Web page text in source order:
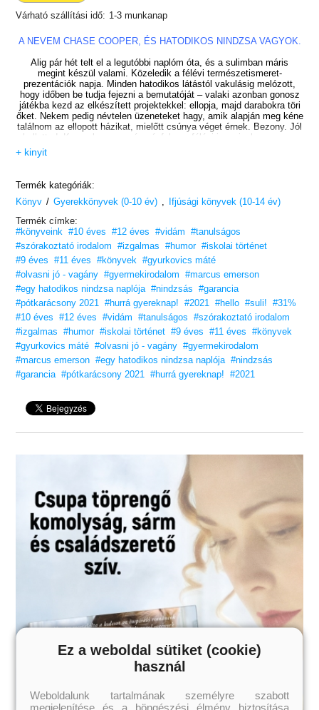
Várható szállítási idő: 1-3 munkanap
A NEVEM CHASE COOPER, ÉS HATODIKOS NINDZSA VAGYOK.
Alig pár hét telt el a legutóbbi naplóm óta, és a sulimban máris
megint készül valami. Közeledik a félévi természetismeret-
prezentációk napja. Minden hatodikos látástól vakulásig melózott,
hogy időben be tudja fejezni a bemutatóját – valaki azonban gonosz
játékba kezd az elkészített projektekkel: ellopja, majd darabokra töri
őket. Nekem pedig névtelen üzeneteket hagy, amik alapján meg kéne
találnom az ellopott házikat, mielőtt csúnya véget érnek. Bezony. Jól
hallottad. Kezemben az egész évfolyam félévi jegyeinek a sorsa –
mindent meg kell tennem, hogy egy lépéssel a tettes előtt maradjak
Könnyen olvasható, szórakoztató és fordulatos olvasmány
kicsiknek, közepesen kicsiknek és nagyoknak egyaránt.
+ kinyit
Termék kategóriák:
Könyv / Gyerekkönyvek (0-10 év)
Ifjúsági könyvek (10-14 év)
Termék címke:
#könyveink #10 éves #12 éves #vidám
#tanulságos
#szórakoztató irodalom
#izgalmas #humor #iskolai történet
#9 éves
#11 éves #könyvek #gyurkovics máté
#olvasni jó - vagány #gyermekirodalom
#marcus emerson
#egy hatodikos nindzsa naplója #nindzsás
#garancia
#pótkarácsony 2021 #hurrá gyereknap! #2021 #hello #suli!
#31%
#10 éves
#12 éves #vidám #tanulságos
#szórakoztató irodalom
#izgalmas
#humor #iskolai történet #9 éves #11 éves
#könyvek
#gyurkovics máté #olvasni jó - vagány #gyermekirodalom
#marcus emerson #egy hatodikos nindzsa naplója #nindzsás
#garancia #pótkarácsony 2021 #hurrá gyereknap! #2021
Ez a weboldal sütiket (cookie)
használ
Weboldalunk tartalmának személyre szabott
megjelenítése és a böngészési élmény biztosítása